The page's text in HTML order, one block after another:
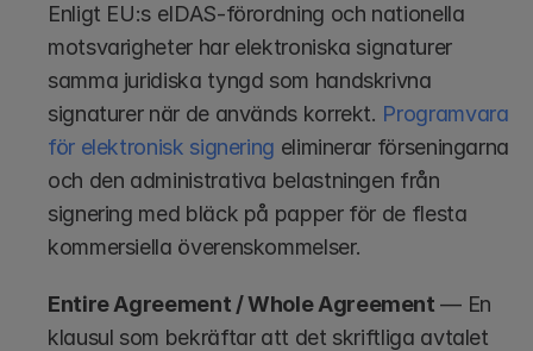
Enligt EU:s eIDAS-förordning och nationella
motsvarigheter har elektroniska signaturer
samma juridiska tyngd som handskrivna
signaturer när de används korrekt. Programvara
för elektronisk signering eliminerar förseningarna
och den administrativa belastningen från
signering med bläck på papper för de flesta
kommersiella överenskommelser.
Entire Agreement / Whole Agreement — En
klausul som bekräftar att det skriftliga avtalet